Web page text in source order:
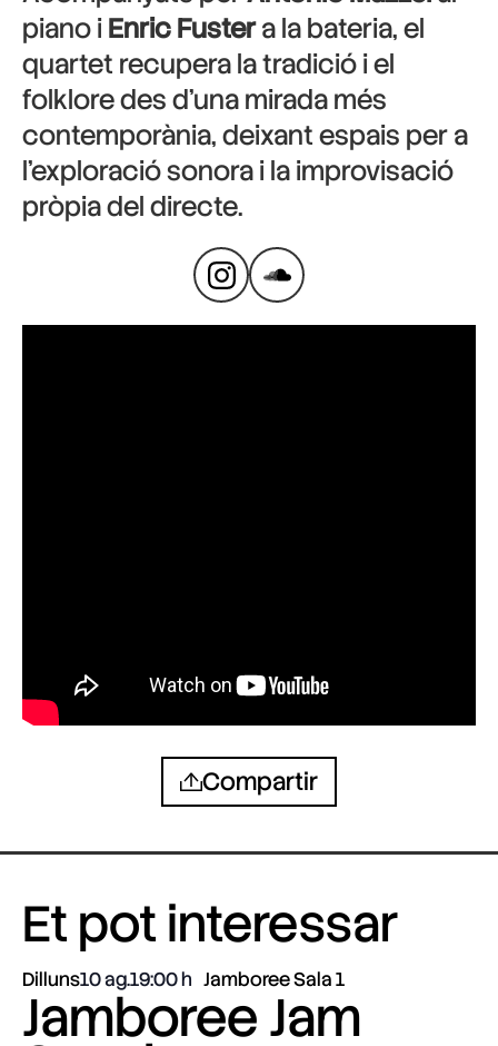
piano iEnric Fustera la bateria, el
quartet recupera la tradició i el
folklore des d’una mirada més
contemporània, deixant espais per a
l’exploració sonora i la improvisació
pròpia del directe.
Compartir
Et pot interessar
Dilluns10 ag.19:00 Jamboree Sala 1
Jamboree Jam